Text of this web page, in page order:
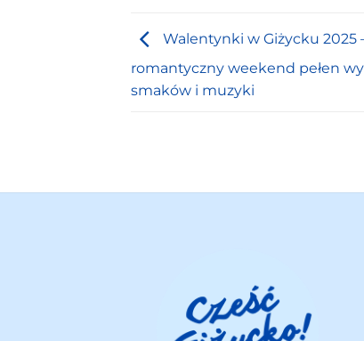
Walentynki w Giżycku 2025
romantyczny weekend pełen
smaków i muzyki